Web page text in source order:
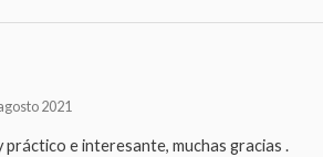
2021
práctico e interesante, muchas gracias .